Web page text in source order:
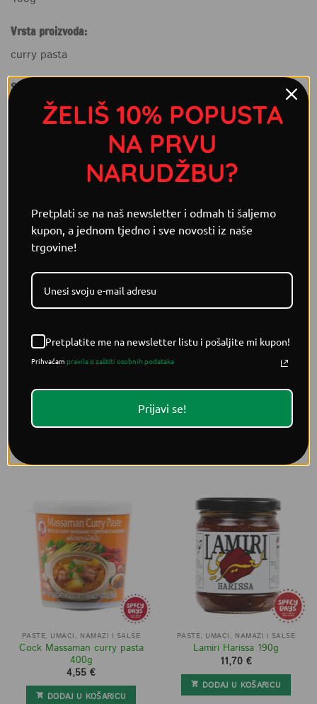
Vrsta proizvoda:
curry pasta
Sastojci:
sušeni crveni chili 20%, ljutika, češnjak, limunska trava,
sol, galangal, kurkuma, kumin, korijander, začini (cimet,
POVEZANI PROIZVODI
Vrabasco Chotney 212ml
Chili slatko ljuti umak 295ml
PASTE, UMACI, NAMAZI I SALSE
Cock Massaman curry pasta
400g
4,55 €
DODAJ U KOŠARICU
PASTE, UMACI, NAMAZI I SALSE
Lamiri Harissa 190g
11,70 €
DODAJ U KOŠARICU
ŽELIŠ 10% POPUSTA
NA PRVU
NARUDŽBU?
Pretplati se na naš newsletter i odmah ti šaljemo
kupon, a jednom tjedno i sve novosti iz naše
trgovine!
Pretplatite me na newsletter listu i pošaljite mi kupon!
Prihvaćam pravila o zaštiti osobnih podataka
Prijavi se!